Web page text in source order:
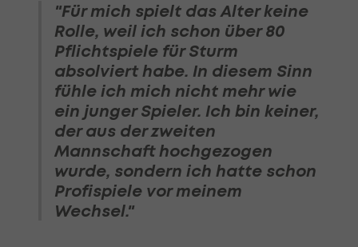
"Für mich spielt das Alter keine
Rolle, weil ich schon über 80
Pflichtspiele für Sturm
absolviert habe. In diesem Sinn
fühle ich mich nicht mehr wie
ein junger Spieler. Ich bin keiner,
der aus der zweiten
Mannschaft hochgezogen
wurde, sondern ich hatte schon
Profispiele vor meinem
Wechsel."